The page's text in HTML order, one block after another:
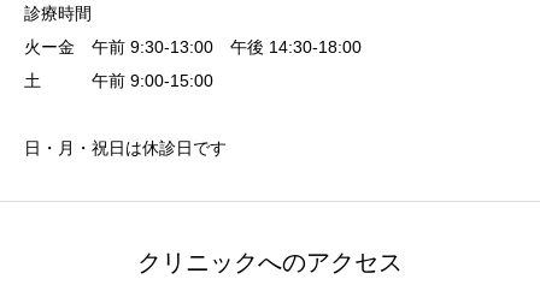
診療時間
火ー金 午前 9:30-13:00 午後 14:30-18:00
土 午前 9:00-15:00
日・月・祝日は休診日です
クリニックへのアクセス